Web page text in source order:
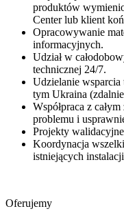
produktów
Center lub klient
Opracowywanie
informacyjnych.
Udział w
technicznej 24/7.
Udzielanie wsparcia
tym Ukraina
Współpraca z
problemu i
Projekty
Koordynacja
istniejących
Oferujemy